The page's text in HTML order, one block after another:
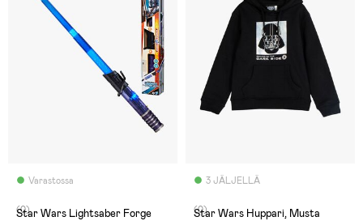
Varastossa
(0)
Star Wars Lightsaber Forge
3 JÄLJELLÄ
(0)
Star Wars Huppari, Musta